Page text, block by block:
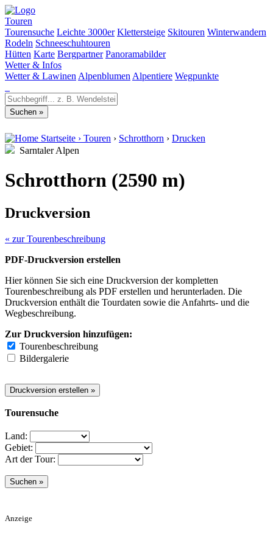
Touren
Tourensuche Leichte 3000er Klettersteige Skitouren Winterwandern
Rodeln Schneeschuhtouren
Hütten Karte Bergpartner Panoramabilder
Wetter & Infos
Wetter & Lawinen Alpenblumen Alpentiere Wegpunkte
Startseite › Touren › Schrotthorn › Drucken
Sarntaler Alpen
Schrotthorn (2590 m)
Druckversion
« zur Tourenbeschreibung
PDF-Druckversion erstellen
Hier können Sie sich eine Druckversion der kompletten
Tourenbeschreibung als PDF erstellen und herunterladen. Die
Druckversion enthält die Tourdaten sowie die Anfahrts- und die
Wegbeschreibung.
Zur Druckversion hinzufügen:
Tourenbeschreibung
Bildergalerie
Tourensuche
Land:
Gebiet:
Art der Tour:
Anzeige